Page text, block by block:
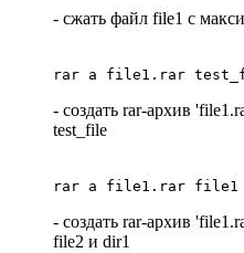
- сжать файл file1 с
rar a file1.rar
- создать rar-архив
test_file
rar a file1.rar file1
- создать rar-архив
file2 и dir1